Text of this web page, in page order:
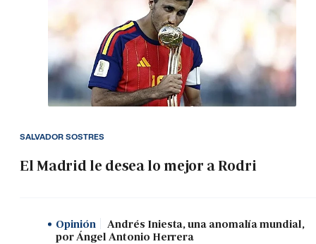
El Madrid le desea lo mejor a Rodri
SALVADOR SOSTRES
Opinión
Andrés Iniesta, una anomalía mundial,
por Ángel Antonio Herrera